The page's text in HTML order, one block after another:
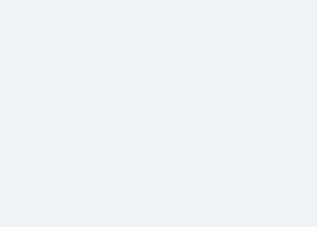
【最新版】掛け布団の選び方“
【アシストステッパー】ハン
【最新】手袋の選び方 完全ガ